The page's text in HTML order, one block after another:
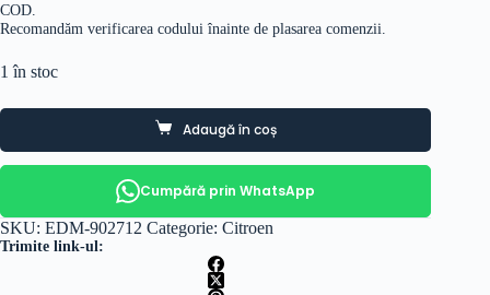
COD.
Recomandăm verificarea codului înainte de plasarea comenzii.
1 în stoc
Adaugă în coș
Cumpără prin WhatsApp
SKU: EDM-902712 Categorie: Citroen
Trimite link-ul: